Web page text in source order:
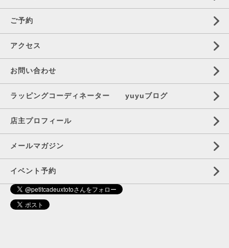
ご予約
アクセス
お問い合わせ
ラッピングコーディネーター yuyuブログ
店主プロフィール
メールマガジン
イベント予約